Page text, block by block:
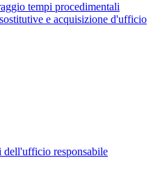
tempi procedimentali
e acquisizione d'ufficio
dell'ufficio responsabile